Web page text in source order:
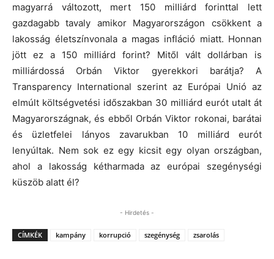
magyarrá változott, mert 150 milliárd forinttal lett
gazdagabb tavaly amikor Magyarországon csökkent a
lakosság életszínvonala a magas infláció miatt. Honnan
jött ez a 150 milliárd forint? Mitől vált dollárban is
milliárdossá Orbán Viktor gyerekkori barátja? A
Transparency International szerint az Európai Unió az
elmúlt költségvetési időszakban 30 milliárd eurót utalt át
Magyarországnak, és ebből Orbán Viktor rokonai, barátai
és üzletfelei lányos zavarukban 10 milliárd eurót
lenyúltak. Nem sok ez egy kicsit egy olyan országban,
ahol a lakosság kétharmada az európai szegénységi
küszöb alatt él?
- Hirdetés -
CÍMKÉK kampány korrupció szegénység zsarolás